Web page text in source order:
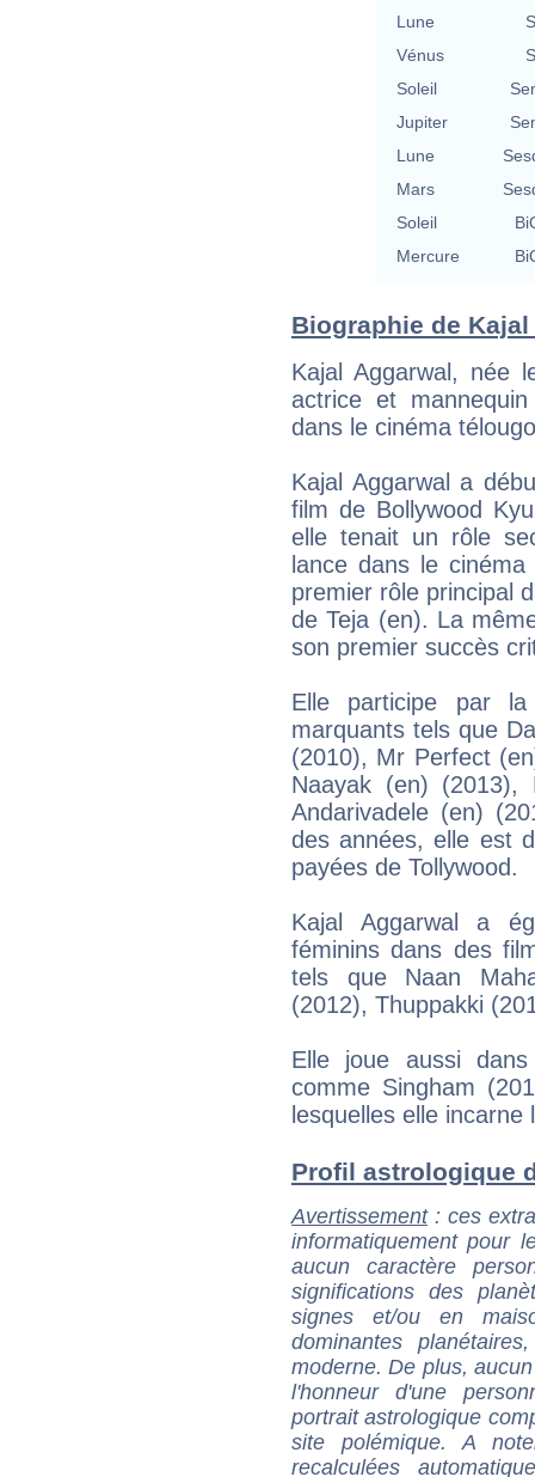
Lune
Vénus
Soleil
Jupiter
Lune
Mars
Soleil
Mercure
Biographie de
Kajal Aggarwal, née
actrice et
dans le cinéma
Kajal Aggarwal a
film de Bollywood
elle tenait un rôle
lance dans le
premier rôle principal
de Teja (en). La
son premier succès
Elle participe par
marquants tels que
(2010), Mr Perfect
Naayak (en) (2013),
Andarivadele (en)
des années, elle est
payées de Tollywood.
Kajal Aggarwal a
féminins dans des
tels que Naan
(2012), Thuppakki
Elle joue aussi
comme Singham
lesquelles elle
Profil astrologique
Avertissement: ces
informatiquement pour
aucun caractère
significations des
signes et/ou en
dominantes
moderne. De plus,
l'honneur d'une
portrait astrologique
site polémique. A
recalculées